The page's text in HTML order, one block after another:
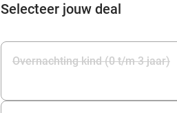
Selecteer jouw deal
Overnachting kind (0 t/m 3 jaar)